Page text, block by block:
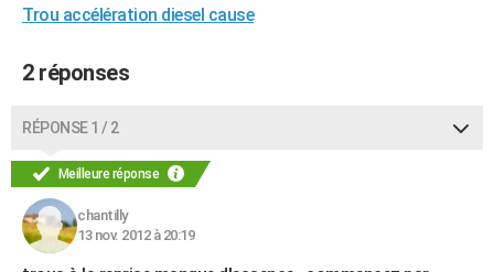
COPAINS D'AVANT
AVIS DE DÉCÈS
Trou accélération diesel cause
2 réponses
RÉPONSE 1 / 2
Meilleure réponse
chantilly
13 nov. 2012 à 20:19